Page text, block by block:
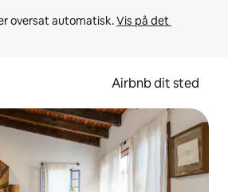
oversat automatisk. Vis på det
Airbnb dit sted